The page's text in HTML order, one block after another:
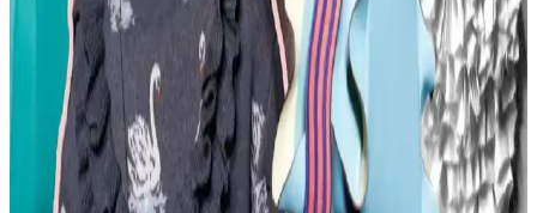
Moda Mikrotrendleri: Geçmişten Günümüze Sevilen
ve Hâlâ Tercih Edilen Parçalar
Moda mikrotrendleri genellikle kısa ömürlü olsa da bazı parçalar,
nostalji ve kişisel stil nedeniyle uzun yıllar tercih edilmeye devam
ediyor. Bu yazı, Reddit deneyimleriyle bu trendleri inceliyor.
Kavisli Vücut Tipleri İçin Doğru Kumaş ve
Kesimlerle Yapısal Moda Rehberi